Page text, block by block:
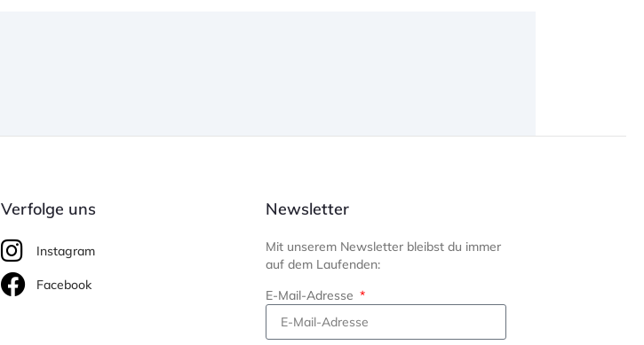
Verfolge uns
Instagram
Facebook
Newsletter
Mit unserem Newsletter bleibst du immer
auf dem Laufenden:
E-Mail-Adresse